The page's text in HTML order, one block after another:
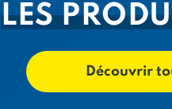
LES
Découvrir